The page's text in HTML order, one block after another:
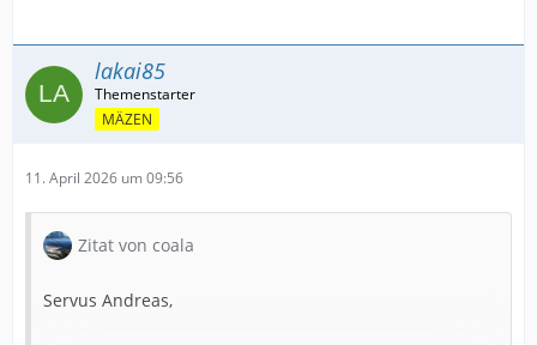
lakai85
MÄZEN
11. April 2026 um 09:56
Zitat von coala
Servus Andreas,